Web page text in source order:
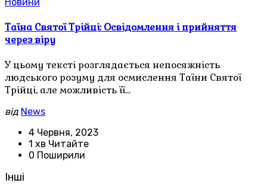
Новини
Таїна Святої Трійці: Освідомлення і прийняття
через віру
У цьому тексті розглядається непосяжність
людського розуму для осмислення Таїни Святої
Трійці, але можливість її…
від News
4 Червня, 2023
1 хв Читайте
0 Поширили
Інші